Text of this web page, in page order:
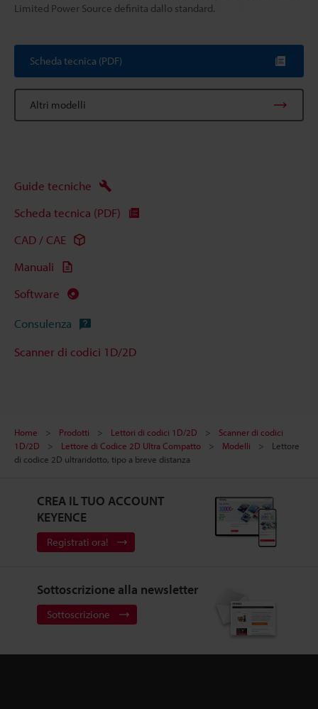
Limited Power Source definita dallo standard.
Scheda tecnica (PDF)
Altri modelli
Guide tecniche
Scheda tecnica (PDF)
CAD / CAE
Manuali
Software
Consulenza
Scanner di codici 1D/2D
Home Prodotti Lettori di codici 1D/2D
Scanner di codici
1D/2D
Lettore di Codice 2D Ultra Compatto Modelli
Lettore
di codice 2D ultraridotto, tipo a breve distanza
CREA IL TUO ACCOUNT
KEYENCE
Registrati ora!
Sottoscrizione alla newsletter
Sottoscrizione